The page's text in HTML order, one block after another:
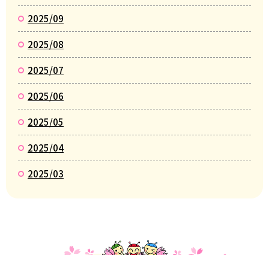
2025/09
2025/08
2025/07
2025/06
2025/05
2025/04
2025/03